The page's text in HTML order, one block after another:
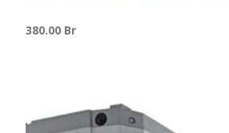
380.00 Br